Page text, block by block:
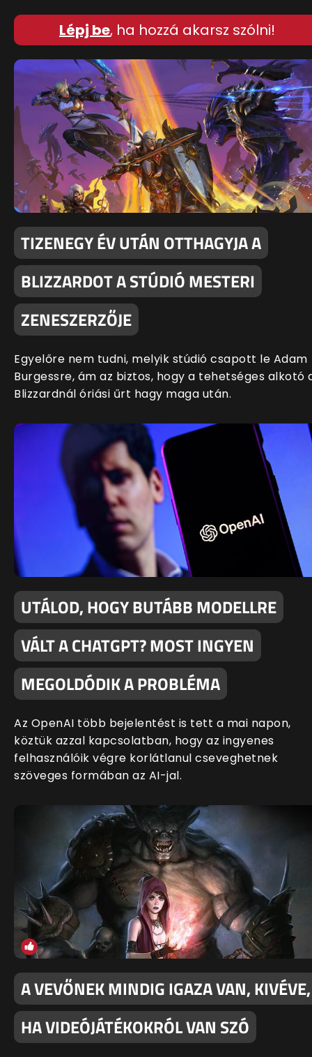
Lépj be, ha hozzá akarsz szólni!
TIZENEGY ÉV UTÁN OTTHAGYJA A
BLIZZARDOT A STÚDIÓ MESTERI
ZENESZERZŐJE
Egyelőre nem tudni, melyik stúdió csapott le Adam
Burgessre, ám az biztos, hogy a tehetséges alkotó
Blizzardnál óriási űrt hagy maga után.
UTÁLOD, HOGY BUTÁBB MODELLRE
VÁLT A CHATGPT? MOST INGYEN
MEGOLDÓDIK A PROBLÉMA
Az OpenAI több bejelentést is tett a mai napon,
köztük azzal kapcsolatban, hogy az ingyenes
felhasználóik végre korlátlanul cseveghetnek
szöveges formában az AI-jal.
A VEVŐNEK MINDIG IGAZA VAN, KIVÉVE,
HA VIDEÓJÁTÉKOKRÓL VAN SZÓ